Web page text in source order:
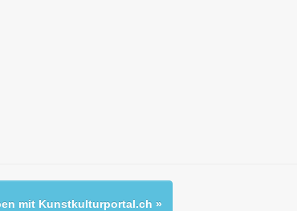
mit Kunstkulturportal.ch »